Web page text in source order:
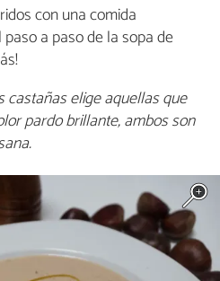
con una comida
a paso de la sopa de
elige aquellas que
pardo brillante, ambos son